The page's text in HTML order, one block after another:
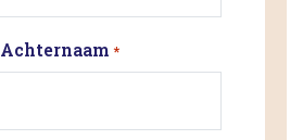
Achternaam *